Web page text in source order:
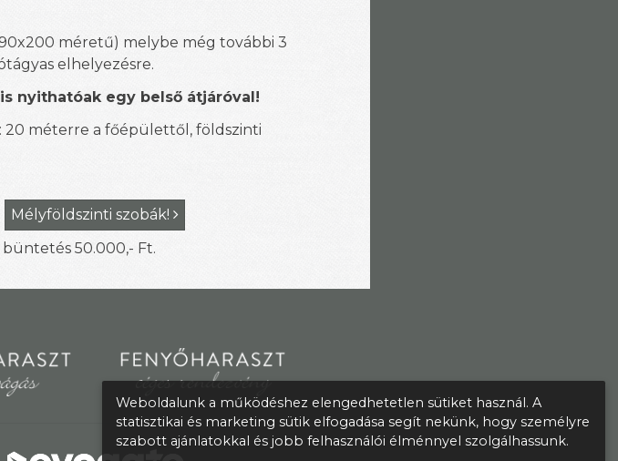
méretű) melybe még további 3
elhelyezésre.
nyithatóak egy belső átjáróval!
20 méterre a főépülettől, földszinti
Mélyföldszinti szobák! 
50.000,- Ft.
Weboldalunk a működéshez elengedhetetlen sütiket használ. A
statisztikai és marketing sütik elfogadása segít nekünk, hogy személyre
szabott ajánlatokkal és jobb felhasználói élménnyel szolgálhassunk.